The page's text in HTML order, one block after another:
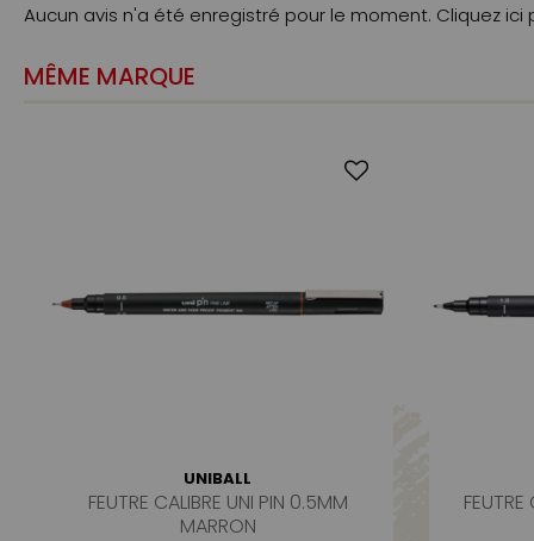
Aucun avis n'a été enregistré pour le moment. Cliquez ici
MÊME MARQUE
UNIBALL
FEUTRE CALIBRE UNI PIN 0.5MM
MARRON